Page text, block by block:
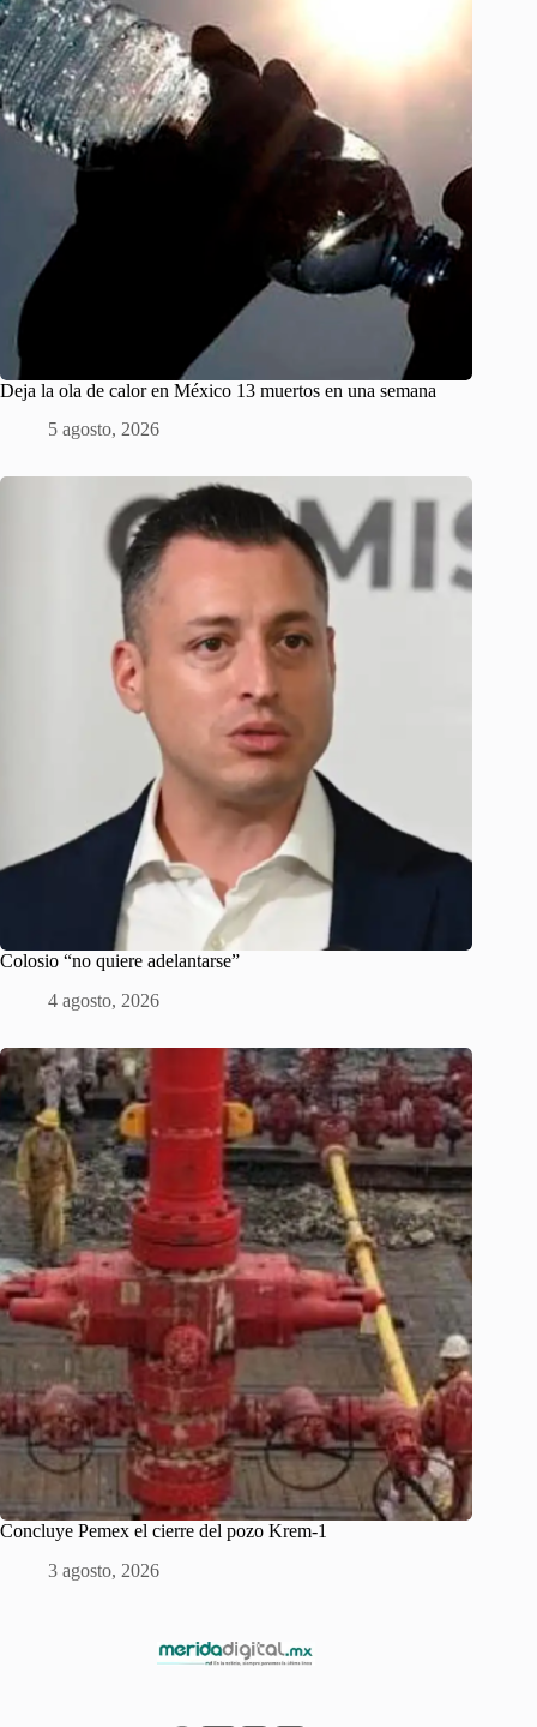
Deja la ola de calor en México 13 muertos en una semana
5 agosto, 2026
Colosio “no quiere adelantarse”
4 agosto, 2026
Concluye Pemex el cierre del pozo Krem-1
3 agosto, 2026